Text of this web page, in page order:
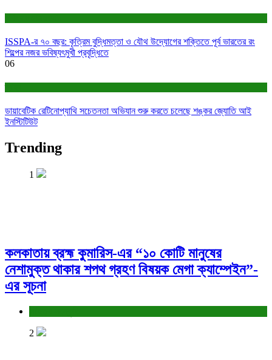
ISSPA-র ৭০ বছর: কৃত্রিম বুদ্ধিমত্তা ও যৌথ উদ্যোগের শক্তিতে পূর্ব ভারতের রং
শিল্পের নজর ভবিষ্যৎমুখী প্রবৃদ্ধিতে
06
ডায়াবেটিক রেটিনোপ্যাথি সচেতনতা অভিযান শুরু করতে চলেছে শঙ্কর জ্যোতি আই
ইনস্টিটিউট
Trending
1
কলকাতায় ব্রহ্ম কুমারিস-এর “১০ কোটি মানুষের
নেশামুক্ত থাকার শপথ গ্রহণ বিষয়ক মেগা ক্যাম্পেইন”-
এর সূচনা
2